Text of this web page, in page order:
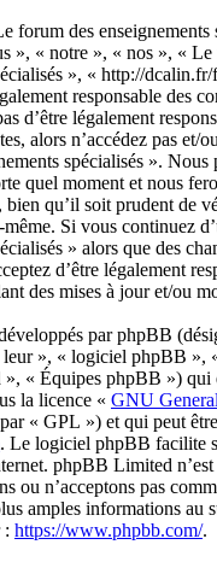
forum des enseignements
», « notre », « nos », «
», « http://
responsable des
d’être légalement
alors n’accédez pas et/
spécialisés ».
quel moment et nous
bien qu’il soit prudent de
Si vous continuez
» alors que des
d’être légalement
des mises à jour et/ou
par phpBB
leur », « logiciel phpBB »,
« Équipes phpBB ») qui
la licence « GNU
« GPL ») et qui peut
. Le logiciel phpBB facilite
phpBB Limited n’est
ou n’acceptons pas
amples informations au
: https://www.phpbb.com/.